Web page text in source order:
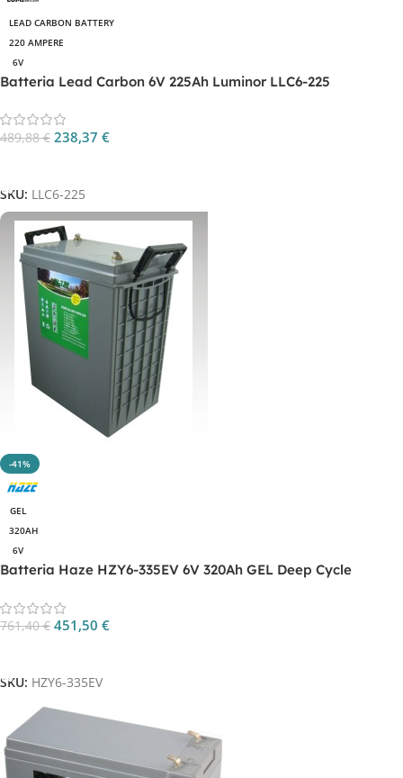
LEAD CARBON BATTERY
220 AMPERE
6V
Batteria Lead Carbon 6V 225Ah Luminor LLC6-225
489,88€ 238,37 €
SKU: LLC6-225
-41%
GEL
320AH
6V
Batteria Haze HZY6-335EV 6V 320Ah GEL Deep Cycle
761,40€ 451,50 €
SKU: HZY6-335EV